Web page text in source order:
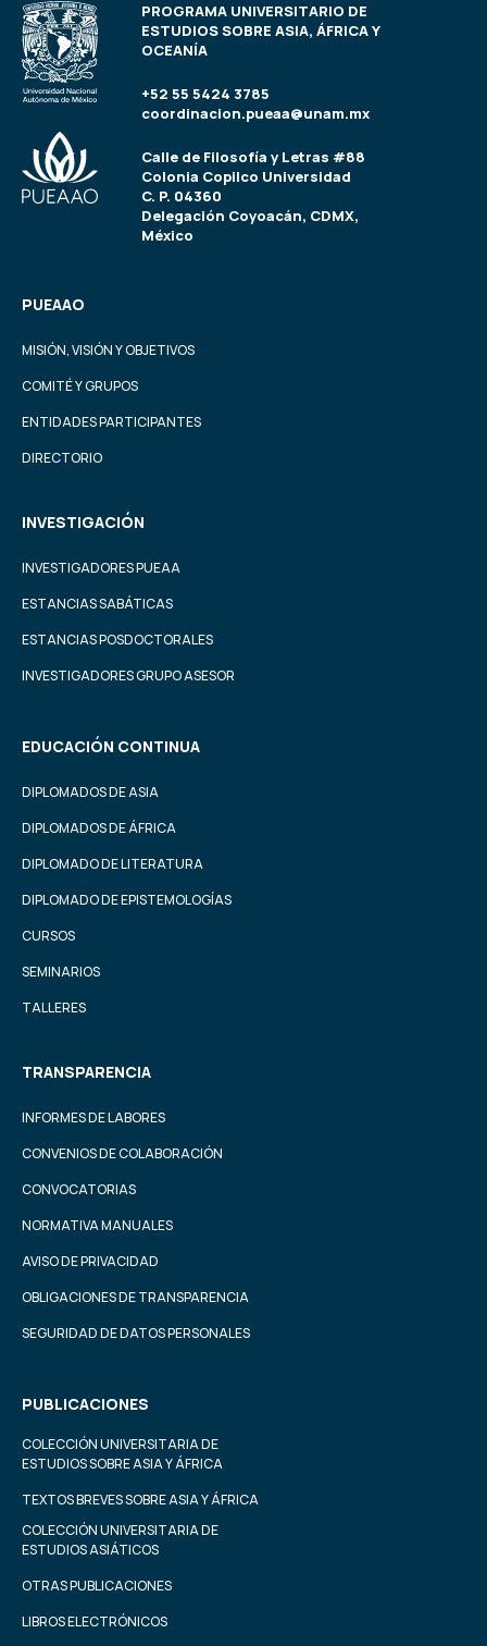
PROGRAMA UNIVERSITARIO DE
ESTUDIOS SOBRE ASIA, ÁFRICA Y
OCEANÍA
+52 55 5424 3785
coordinacion.pueaa@unam.mx
Calle de Filosofía y Letras #88
Colonia Copilco Universidad
C. P. 04360
Delegación Coyoacán, CDMX,
México
PUEAAO
MISIÓN, VISIÓN Y OBJETIVOS
COMITÉ Y GRUPOS
ENTIDADES PARTICIPANTES
DIRECTORIO
INVESTIGACIÓN
INVESTIGADORES PUEAA
ESTANCIAS SABÁTICAS
ESTANCIAS POSDOCTORALES
INVESTIGADORES GRUPO ASESOR
EDUCACIÓN CONTINUA
DIPLOMADOS DE ASIA
DIPLOMADOS DE ÁFRICA
DIPLOMADO DE LITERATURA
DIPLOMADO DE EPISTEMOLOGÍAS
CURSOS
SEMINARIOS
TALLERES
TRANSPARENCIA
INFORMES DE LABORES
CONVENIOS DE COLABORACIÓN
CONVOCATORIAS
NORMATIVA MANUALES
AVISO DE PRIVACIDAD
OBLIGACIONES DE TRANSPARENCIA
SEGURIDAD DE DATOS PERSONALES
PUBLICACIONES
COLECCIÓN UNIVERSITARIA DE
ESTUDIOS SOBRE ASIA Y ÁFRICA
TEXTOS BREVES SOBRE ASIA Y ÁFRICA
COLECCIÓN UNIVERSITARIA DE
ESTUDIOS ASIÁTICOS
OTRAS PUBLICACIONES
LIBROS ELECTRÓNICOS